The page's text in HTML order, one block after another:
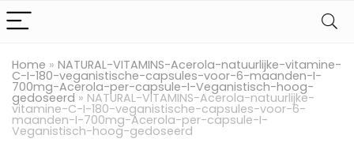
Home » NATURAL-VITAMINS-Acerola-natuurlijke-vitamine-
C-I-180-veganistische-capsules-voor-6-maanden-I-
700mg-Acerola-per-capsule-I-Veganistisch-hoog-
gedoseerd » NATURAL-VITAMINS-Acerola-natuurlijke-
vitamine-C-I-180-veganistische-capsules-voor-6-
maanden-I-700mg-Acerola-per-capsule-I-
Veganistisch-hoog-gedoseerd